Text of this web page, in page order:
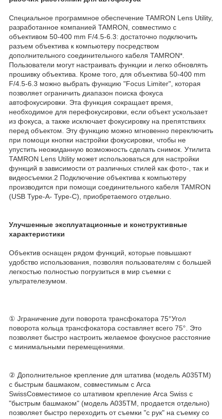
Специальное программное обеспечение TAMRON Lens Utility,
разработанное компанией TAMRON, совместимо с
объективом 50-400 mm F/4.5-6.3: достаточно подключить
разъем объектива к компьютеру посредством
дополнительного соединительного кабеля TAMRON*.
Пользователи могут настраивать функции и легко обновлять
прошивку объектива. Кроме того, для объектива 50-400 mm
F/4.5-6.3 можно выбрать функцию "Focus Limiter", которая
позволяет ограничить диапазон поиска фокуса
автофокусировки. Эта функция сокращает время,
необходимое для перефокусировки, если объект ускользает
из фокуса, а также исключает фокусировку на препятствиях
перед объектом. Эту функцию можно мгновенно переключить
при помощи кнопки настройки фокусировки, чтобы не
упустить неожиданную возможность сделать снимок. Утилита
TAMRON Lens Utility может использоваться для настройки
функций в зависимости от различных стилей как фото-, так и
видеосъемки.2 Подключение объектива к компьютеру
производится при помощи соединительного кабеля TAMRON
(USB Type-A- Type-C), приобретаемого отдельно.
Улучшенные эксплуатационные и конструктивные
характеристики
Объектив оснащен рядом функций, которые повышают
удобство использования, позволяя пользователям с большей
легкостью полностью погрузиться в мир съемки с
ультрателезумом.
① Jграничение дуги поворота трансфокатора 75°Угол
поворота кольца трансфокатора составляет всего 75°. Это
позволяет быстро настроить желаемое фокусное расстояние
с минимальными перемещениями.
② Дополнительное крепление для штатива (модель A035TM)
с быстрым башмаком, совместимым с Arca
SwissСовместимое со штативом крепление Arca Swiss с
"быстрым башмаком" (модель A035TM, продается отдельно)
позволяет быстро переходить от съемки "с рук" на съемку со